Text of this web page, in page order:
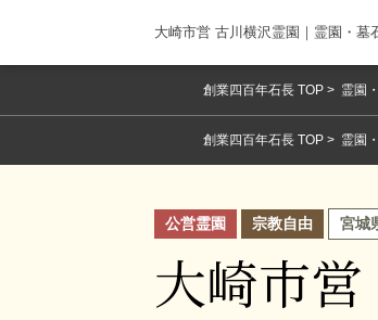
大崎市営 古川横沢霊園｜霊園・墓
創業四百年石長 TOP 霊園
創業四百年石長 TOP 霊園
公営霊園 宗教自由 宮城
大崎市